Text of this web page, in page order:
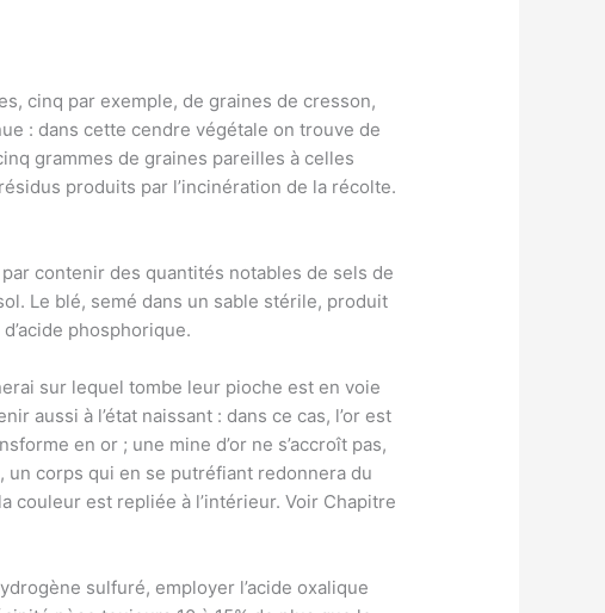
cinq par exemple, de graines de cresson,
: dans cette cendre végétale on trouve de
grammes de graines pareilles à celles
produits par l’incinération de la récolte.
contenir des quantités notables de sels de
Le blé, semé dans un sable stérile, produit
phosphorique.
sur lequel tombe leur pioche est en voie
aussi à l’état naissant : dans ce cas, l’or est
en or ; une mine d’or ne s’accroît pas,
un corps qui en se putréfiant redonnera du
couleur est repliée à l’intérieur. Voir Chapitre
sulfuré, employer l’acide oxalique